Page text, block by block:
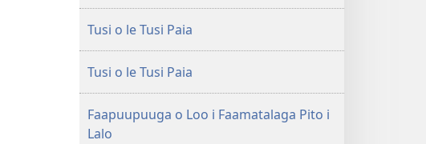
O
Faaliliuga
le
Lalolagi
le
a
Lalolagi
Fou
Tusi o le Tusi Paia
Tusi o le Tusi Paia
Faapuupuuga o Loo i Faamatalaga Pito i
Lalo